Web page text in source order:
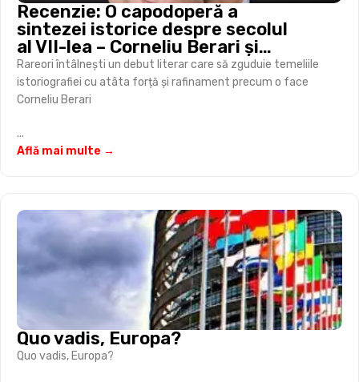
Recenzie: O capodoperă a
sintezei istorice despre secolul
al VII-lea – Corneliu Berari și
„războiul mondial” al Antichității
târzii
Rareori întâlnești un debut literar care să zguduie temeliile
istoriografiei cu atâta forță și rafinament precum o face
Corneliu Berari
...
Află mai multe →
Quo vadis, Europa?
Quo vadis, Europa?